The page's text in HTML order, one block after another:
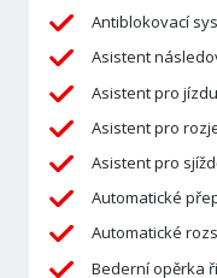
Antiblokovací
Asistent
Asistent pro
Asistent pro
Asistent pro
Automatické
Automatické
Bederní opěrka